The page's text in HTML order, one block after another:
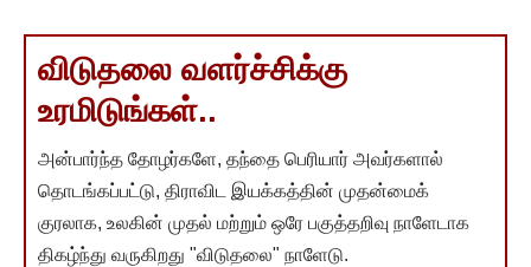
விடுதலை வளர்ச்சிக்கு
உரமிடுங்கள்..
அன்பார்ந்த தோழர்களே, தந்தை பெரியார் அவர்களால்
தொடங்கப்பட்டு, திராவிட இயக்கத்தின் முதன்மைக்
குரலாக, உலகின் முதல் மற்றும் ஒரே பகுத்தறிவு நாளேடாக
திகழ்ந்து வருகிறது "விடுதலை" நாளேடு.